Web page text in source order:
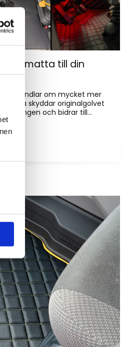
golvmatta till din
handlar om mycket mer
matta skyddar originalgolvet
och bidrar till...